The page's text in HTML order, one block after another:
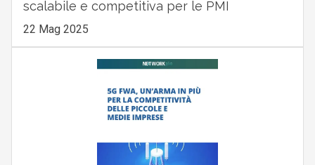
scalabile e competitiva per le PMI
22 Mag 2025